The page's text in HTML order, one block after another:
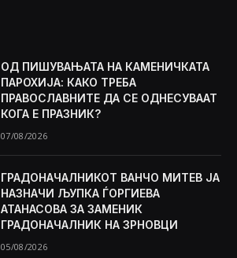
ОД ПИШУВАЊАТА НА КАМЕНИЧКАТА
ПАРОХИЈА: КАКО ТРЕБА
ПРАВОСЛАВНИТЕ ДА СЕ ОДНЕСУВААТ
КОГА Е ПРАЗНИК?
07/08/2026
ГРАДОНАЧАЛНИКОТ ВАНЧО МИТЕВ ЈА
НАЗНАЧИ ЉУПКА ЃОРГИЕВА
АТАНАСОВА ЗА ЗАМЕНИК
ГРАДОНАЧАЛНИК НА ЗРНОВЦИ
05/08/2026